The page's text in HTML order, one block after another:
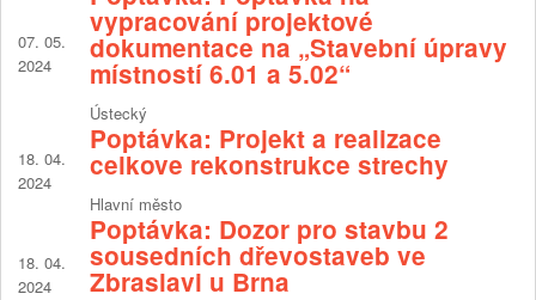
07. 05.
2024
vypracování projektové
dokumentace na „Stavební úpravy
místností 6.01 a 5.02“
Ústecký
18. 04.
2024
Poptávka: Projekt a realizace
celkove rekonstrukce strechy
Hlavní město
18. 04.
2024
Poptávka: Dozor pro stavbu 2
sousedních dřevostaveb ve
Zbraslavi u Brna